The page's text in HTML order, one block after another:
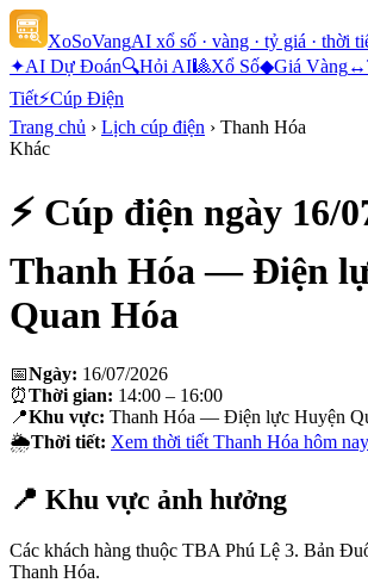
XoSoVangAI xổ số · vàng · tỷ giá · thời
✦AI Dự Đoán🔍Hỏi AI🎱Xổ Số◆Giá Vàng↔
Tiết⚡Cúp Điện
Trang chủ › Lịch cúp điện › Thanh Hóa
Khác
⚡ Cúp điện ngày 16/
Thanh Hóa — Điện
Quan Hóa
📅Ngày: 16/07/2026
⏰Thời gian: 14:00 – 16:00
📍Khu vực: Thanh Hóa — Điện lực Huyện
🌦Thời tiết: Xem thời tiết Thanh Hóa hôm nay
📍 Khu vực ảnh hưởng
Các khách hàng thuộc TBA Phú Lệ 3. Bản
Thanh Hóa.